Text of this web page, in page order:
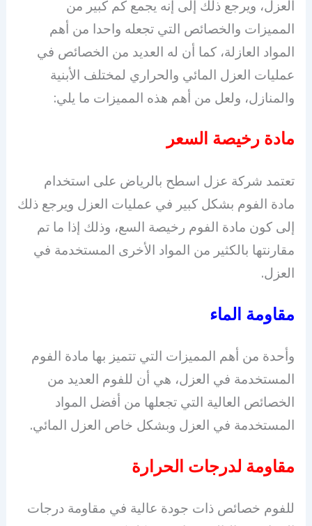
العزل، ويرجع ذلك إلى إنه يجمع كم كبير من
المميزات والخصائص التي تجعله واحدا من أهم
المواد العازلة، كما أن له العديد من الخصائص في
عمليات العزل المائي والحراري لمختلف الأبنية
والمنازل، ولعل من أهم هذه المميزات ما يلي:
مادة رخيصة السعر
تعتمد شركة عزل اسطح بالرياض على استخدام
مادة الفوم بشكل كبير في عمليات العزل ويرجع ذلك
إلى كون مادة الفوم رخيصة السع، وذلك إذا ما تم
مقارنتها بالكثير من المواد الأخرى المستخدمة في
العزل.
مقاومة الماء
وأحدة من أهم المميزات التي تتميز بها مادة الفوم
المستخدمة في العزل، هي أن للفوم العديد من
الخصائص العالية التي تجعلها من أفضل المواد
المستخدمة في العزل وبشكل خاص العزل المائي.
مقاومة لدرجات الحرارة
للفوم خصائص ذات جودة عالية في مقاومة درجات